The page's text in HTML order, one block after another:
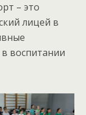
– это
лицей в
воспитании